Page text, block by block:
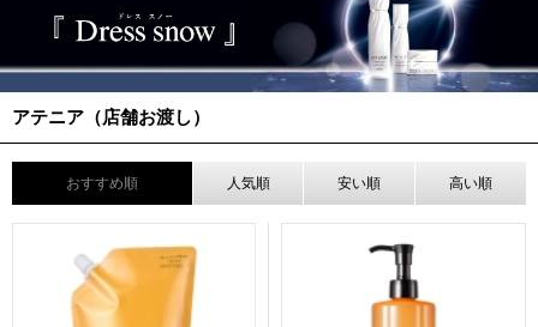
アテニア（店舗お渡し）
おすすめ順 人気順 安い順 高い順